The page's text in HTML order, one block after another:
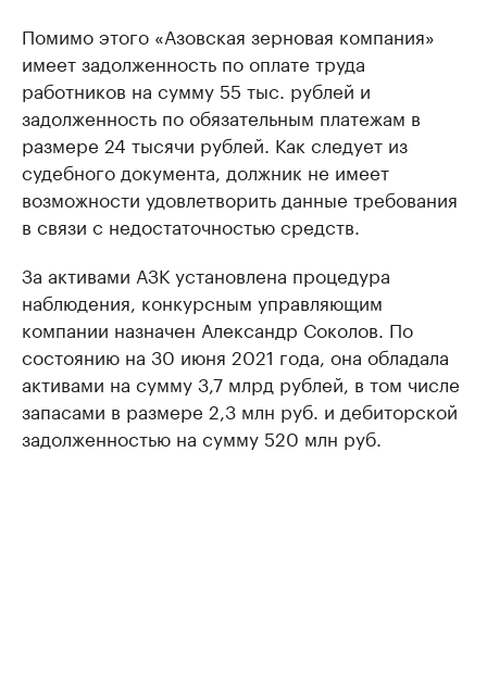
Помимо этого «Азовская зерновая компания»
имеет задолженность по оплате труда
работников на сумму 55 тыс. рублей и
задолженность по обязательным платежам в
размере 24 тысячи рублей. Как следует из
судебного документа, должник не имеет
возможности удовлетворить данные требования
в связи с недостаточностью средств.
За активами АЗК установлена процедура
наблюдения, конкурсным управляющим
компании назначен Александр Соколов. По
состоянию на 30 июня 2021 года, она обладала
активами на сумму 3,7 млрд рублей, в том числе
запасами в размере 2,3 млн руб. и дебиторской
задолженностью на сумму 520 млн руб.